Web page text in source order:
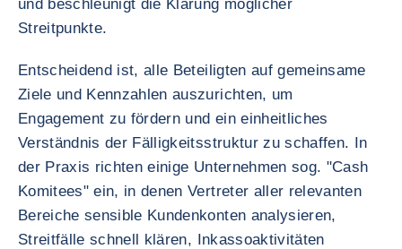
und beschleunigt die Klärung möglicher
Streitpunkte.
Entscheidend ist, alle Beteiligten auf gemeinsame
Ziele und Kennzahlen auszurichten, um
Engagement zu fördern und ein einheitliches
Verständnis der Fälligkeitsstruktur zu schaffen. In
der Praxis richten einige Unternehmen sog. "Cash
Komitees" ein, in denen Vertreter aller relevanten
Bereiche sensible Kundenkonten analysieren,
Streitfälle schnell klären, Inkassoaktivitäten